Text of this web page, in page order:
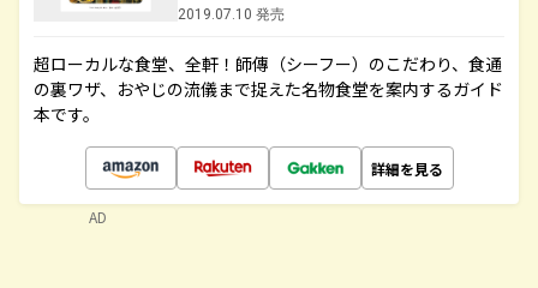
2019.07.10 発売
超ローカルな食堂、全軒！師傳（シーフー）のこだわり、食通
の裏ワザ、おやじの流儀まで捉えた名物食堂を案内するガイド
本です。
詳細を見る
AD